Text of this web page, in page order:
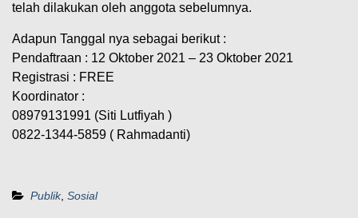
telah dilakukan oleh anggota sebelumnya.
Adapun Tanggal nya sebagai berikut :
Pendaftraan : 12 Oktober 2021 – 23 Oktober 2021
Registrasi : FREE
Koordinator :
08979131991 (Siti Lutfiyah )
0822-1344-5859 ( Rahmadanti)
Publik, Sosial